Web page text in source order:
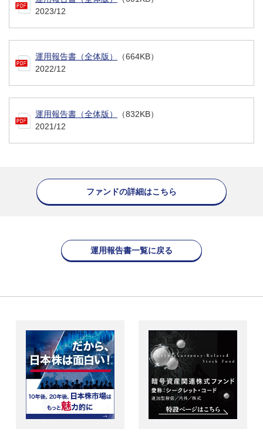
2023/12
運用報告書（全体版）
（664KB）
2022/12
運用報告書（全体版）
（832KB）
2021/12
ファンドの詳細はこちら
運用報告書一覧に戻る